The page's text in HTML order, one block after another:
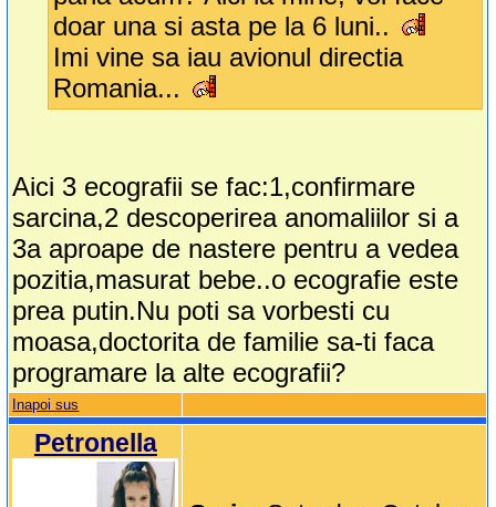
doar una si asta pe la 6 luni..
Imi vine sa iau avionul directia
Romania...
Aici 3 ecografii se fac:1,confirmare
sarcina,2 descoperirea anomaliilor si a
3a aproape de nastere pentru a vedea
pozitia,masurat bebe..o ecografie este
prea putin.Nu poti sa vorbesti cu
moasa,doctorita de familie sa-ti faca
programare la alte ecografii?
Inapoi sus
Petronella